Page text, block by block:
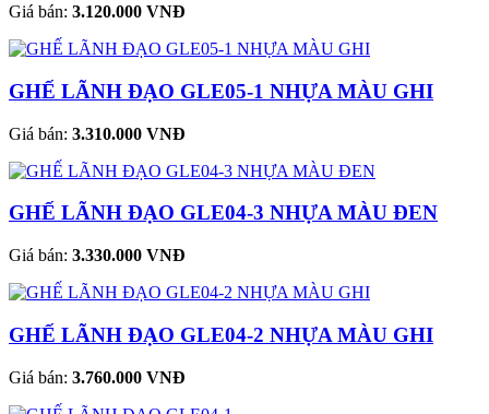
Giá bán: 3.120.000 VNĐ
GHẾ LÃNH ĐẠO GLE05-1 NHỰA MÀU GHI
Giá bán: 3.310.000 VNĐ
GHẾ LÃNH ĐẠO GLE04-3 NHỰA MÀU ĐEN
Giá bán: 3.330.000 VNĐ
GHẾ LÃNH ĐẠO GLE04-2 NHỰA MÀU GHI
Giá bán: 3.760.000 VNĐ